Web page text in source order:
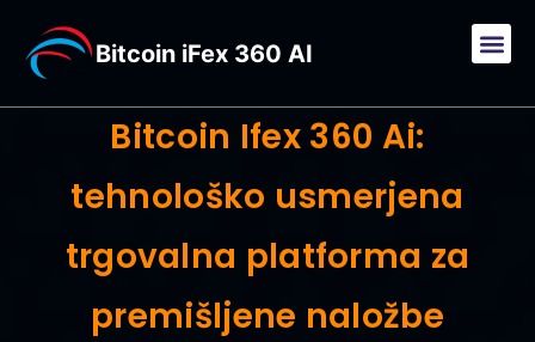
Bitcoin iFex 360 AI
Bitcoin Ifex 360 Ai:
tehnološko usmerjena
trgovalna platforma za
premišljene naložbe